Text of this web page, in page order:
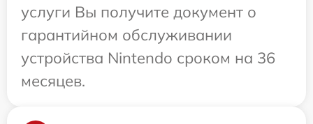
услуги Вы получите документ о
гарантийном обслуживании
устройства Nintendo сроком на 36
месяцев.